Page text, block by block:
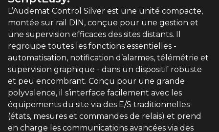
L’Audemat Control Silver est une unité compacte,
montée sur rail DIN, conçue pour une gestion et
une supervision efficaces des sites distants. Il
regroupe toutes les fonctions essentielles -
automatisation, notification d’alarmes, télémétrie et
supervision graphique - dans un dispositif robuste
et peu encombrant. Conçu pour une grande
polyvalence, il s’interface facilement avec les
équipements du site via des E/S traditionnelles
(états, mesures et commandes de relais) et prend
en charge les communications avancées via des